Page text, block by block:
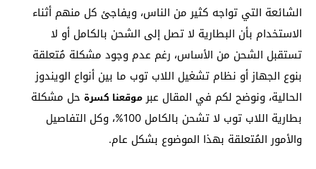
الشائعة التي تواجه كثير من الناس، ويفاجئ كل منهم أثناء
الاستخدام بأن البطارية لا تصل إلى الشحن بالكامل أو لا
تستقبل الشحن من الأساس، رغم عدم وجود مشكلة مُتعلقة
بنوع الجهاز أو نظام تشغيل اللاب توب ما بين أنواع الويندوز
الحالية، ونوضح لكم في المقال عبر موقعنا كسرة حل مشكلة
بطارية اللاب توب لا تشحن بالكامل 100%، وكل التفاصيل
والأمور المُتعلقة بهذا الموضوع بشكل عام.